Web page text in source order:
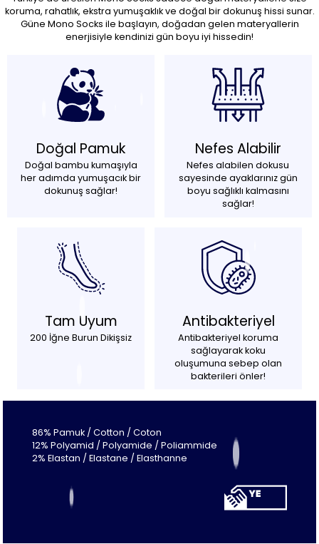
koruma, rahatlık, ekstra yumuşaklık ve doğal bir dokunuş hissi sunar.
Güne Mono Socks ile başlayın, doğadan gelen materyallerin
enerjisiyle kendinizi gün boyu iyi hissedin!
Doğal Pamuk
Doğal bambu kumaşıyla
her adımda yumuşacık bir
dokunuş sağlar!
Nefes Alabilir
Nefes alabilen dokusu
sayesinde ayaklarınız gün
boyu sağlıklı kalmasını
sağlar!
Tam Uyum
200 İğne Burun Dikişsiz
Antibakteriyel
Antibakteriyel koruma
sağlayarak koku
oluşumuna sebep olan
bakterileri önler!
86% Pamuk / Cotton / Coton
12% Polyamid / Polyamide / Poliammide
2% Elastan / Elastane / Elasthanne